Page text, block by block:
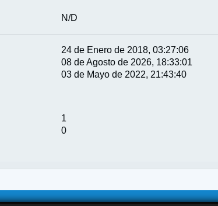
N/D
24 de Enero de 2018, 03:27:06
08 de Agosto de 2026, 18:33:01
03 de Mayo de 2022, 21:43:40
1
0